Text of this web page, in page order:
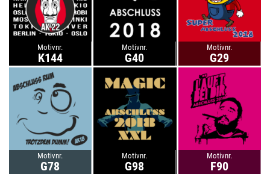
Motivnr.
K144
Motivnr.
G40
Motivnr.
G29
Motivnr.
G78
Motivnr.
G98
Motivnr.
F90